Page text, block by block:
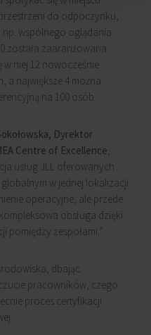
do odpoczynku,
wspólnego oglądania
została zaaranżowana
w niej 12 nowocześnie
a największe 4 można
na 100 osób.
Dyrektor
Centre of Excellence
usług JLL oferowanych
w jednej lokalizacji
operacyjne, ale przede
obsługa dzięki
pomiędzy zespołami.”
dbając
pracowników, czego
proces certyfikacji